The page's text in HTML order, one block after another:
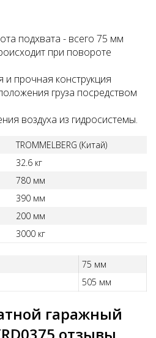
подхвата - всего 75 мм
при повороте
и прочная конструкция
груза посредством
воздуха из гидросистемы.
TROMMELBERG (Китай)
32.6 кг
780 мм
390 мм
200 мм
3000 кг
75 мм
505 мм
гаражный